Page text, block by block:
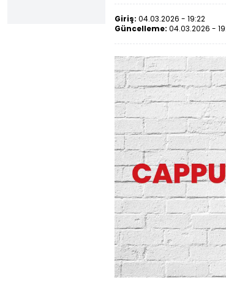
Giriş: 04.03.2026 - 19:22
Güncelleme: 04.03.2026 -